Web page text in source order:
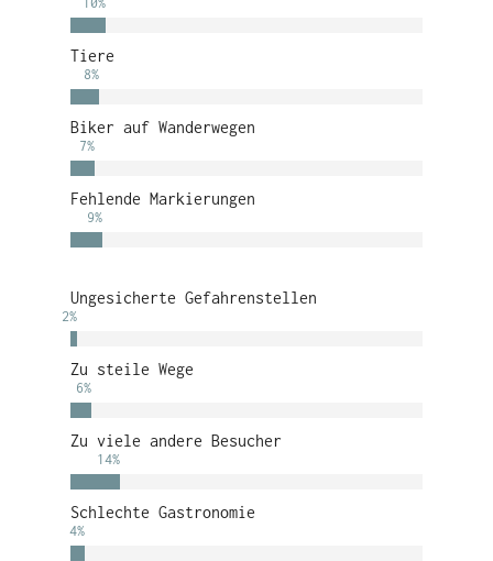
Tiere
8%
Biker auf Wanderwegen
7%
Fehlende Markierungen
9%
Ungesicherte Gefahrenstellen
2%
Zu steile Wege
6%
Zu viele andere Besucher
14%
Schlechte Gastronomie
4%